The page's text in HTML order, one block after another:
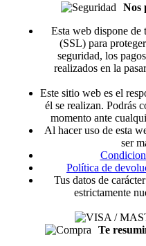
Nos
Esta web dispone de
(SSL) para
seguridad, los
realizados en la
Este sitio web es el
él se realizan. Podrás
momento ante
Al hacer uso de esta
ser
Política de
Tus datos de
estrictamente
Te